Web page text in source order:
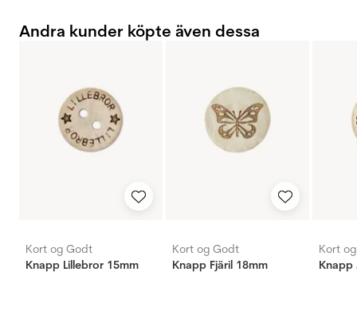
Andra kunder köpte även dessa
Kort og Godt
Knapp Lillebror 15mm
Kort og Godt
Knapp Fjäril 18mm
Kort